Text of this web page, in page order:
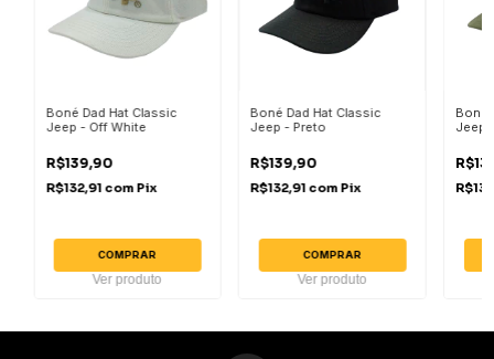
Boné Dad Hat Classic
Jeep - Off White
R$139,90
R$132,91 com Pix
COMPRAR
Ver produto
Boné Dad Hat Classic
Jeep - Preto
R$139,90
R$132,91 com Pix
COMPRAR
Ver produto
Boné
Jeep